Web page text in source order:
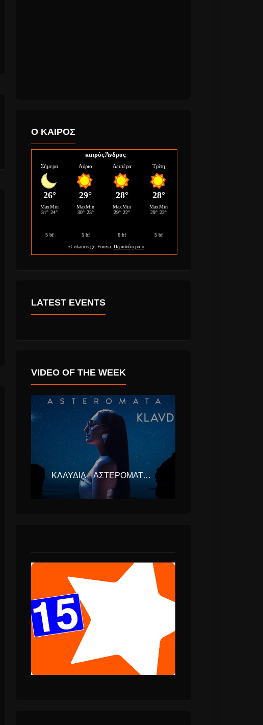
Ed Sheeran Εναντίον
Ρένος Χαραλαμπίδης
Ο ΚΑΙΡΟΣ
καιρός Άνδρος
LATEST EVENTS
VIDEO OF THE WEEK
ΚΛΑΥΔΊΑ – ΑΣΤΕΡΟΜΆΤΑ (EUROVISION ΕΛΛΆΔΑ 2025)